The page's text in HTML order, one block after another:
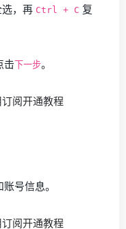
，再 Ctrl + C 复
击 下一步。
号信息。